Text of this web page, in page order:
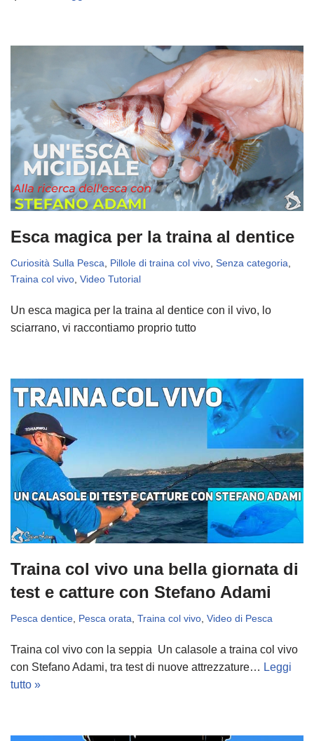
Esca magica per la traina al dentice
Curiosità Sulla Pesca Pillole di traina col vivo Senza categoria
Traina col vivo Video Tutorial
Un esca magica per la traina al dentice con il vivo, lo
sciarrano, vi raccontiamo proprio tutto
Traina col vivo una bella giornata di
test e catture con Stefano Adami
Pesca dentice, Pesca orata, Traina col vivo, Video di Pesca
Traina col vivo con la seppia Un calasole a traina col vivo
con Stefano Adami, tra test di nuove attrezzature… Leggi
tutto »